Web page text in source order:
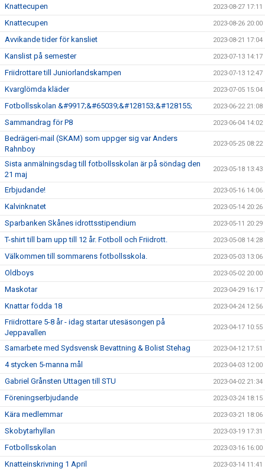
Knattecupen 2023-08-27 17:11
Knattecupen 2023-08-26 20:00
Avvikande tider för kansliet 2023-08-21 17:04
Kanslist på semester 2023-07-13 14:17
Friidrottare till Juniorlandskampen 2023-07-13 12:47
Kvarglömda kläder 2023-07-05 15:04
Fotbollsskolan &#9917;&#65039;&#128153;&#128155; 2023-06-22 21:08
Sammandrag för P8 2023-06-04 14:02
Bedrägeri-mail (SKAM) som uppger sig var Anders
Rahnboy
2023-05-25 08:22
Sista anmälningsdag till fotbollsskolan är på söndag den
21 maj
2023-05-18 13:43
Erbjudande! 2023-05-16 14:06
Kalvinknatet 2023-05-14 20:26
Sparbanken Skånes idrottsstipendium 2023-05-11 20:29
T-shirt till barn upp till 12 år. Fotboll och Friidrott. 2023-05-08 14:28
Välkommen till sommarens fotbollsskola. 2023-05-03 13:06
Oldboys 2023-05-02 20:00
Maskotar 2023-04-29 16:17
Knattar födda 18 2023-04-24 12:56
Friidrottare 5-8 år - idag startar utesäsongen på
Jeppavallen
2023-04-17 10:55
Samarbete med Sydsvensk Bevattning & Bolist Stehag 2023-04-12 17:51
4 stycken 5-manna mål 2023-04-03 12:00
Gabriel Grånsten Uttagen till STU 2023-04-02 21:34
Föreningserbjudande 2023-03-24 18:15
Kära medlemmar 2023-03-21 18:06
Skobytarhyllan 2023-03-19 17:31
Fotbollsskolan 2023-03-16 16:00
Knatteinskrivning 1 April 2023-03-14 11:41